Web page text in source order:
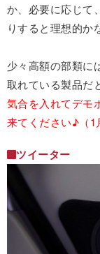
か、必要に応じて
りすると理想的か
少々高額の部類に
取れている製品だ
気合を入れてデモ
来てください♪（1
ツイーター